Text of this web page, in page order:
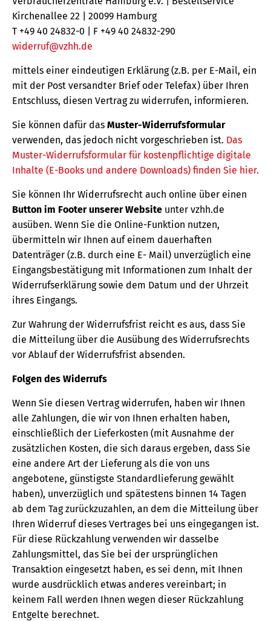
Kirchenallee 22 | 20099 Hamburg
T +49 40 24832-0 | F +49 40 24832-290
widerruf@vzhh.de
mittels einer eindeutigen Erklärung (z.B. per E-Mail, ein
mit der Post versandter Brief oder Telefax) über Ihren
Entschluss, diesen Vertrag zu widerrufen, informieren.
Sie können dafür das Muster-Widerrufsformular
verwenden, das jedoch nicht vorgeschrieben ist. Das
Muster-Widerrufsformular für kostenpflichtige digitale
Inhalte (E-Books und andere Downloads) finden Sie hier.
Sie können Ihr Widerrufsrecht auch online über einen
Button im Footer unserer Website unter vzhh.de
ausüben. Wenn Sie die Online-Funktion nutzen,
übermitteln wir Ihnen auf einem dauerhaften
Datenträger (z.B. durch eine E- Mail) unverzüglich eine
Eingangsbestätigung mit Informationen zum Inhalt der
Widerrufserklärung sowie dem Datum und der Uhrzeit
ihres Eingangs.
Zur Wahrung der Widerrufsfrist reicht es aus, dass Sie
die Mitteilung über die Ausübung des Widerrufsrechts
vor Ablauf der Widerrufsfrist absenden.
Folgen des Widerrufs
Wenn Sie diesen Vertrag widerrufen, haben wir Ihnen
alle Zahlungen, die wir von Ihnen erhalten haben,
einschließlich der Lieferkosten (mit Ausnahme der
zusätzlichen Kosten, die sich daraus ergeben, dass Sie
eine andere Art der Lieferung als die von uns
angebotene, günstigste Standardlieferung gewählt
haben), unverzüglich und spätestens binnen 14 Tagen
ab dem Tag zurückzuzahlen, an dem die Mitteilung über
Ihren Widerruf dieses Vertrages bei uns eingegangen ist.
Für diese Rückzahlung verwenden wir dasselbe
Zahlungsmittel, das Sie bei der ursprünglichen
Transaktion eingesetzt haben, es sei denn, mit Ihnen
wurde ausdrücklich etwas anderes vereinbart; in
keinem Fall werden Ihnen wegen dieser Rückzahlung
Entgelte berechnet.